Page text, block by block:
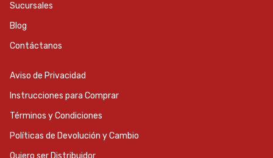
Sucursales
Blog
Contáctanos
Aviso de Privacidad
Instrucciones para Comprar
Términos y Condiciones
Políticas de Devolución y Cambio